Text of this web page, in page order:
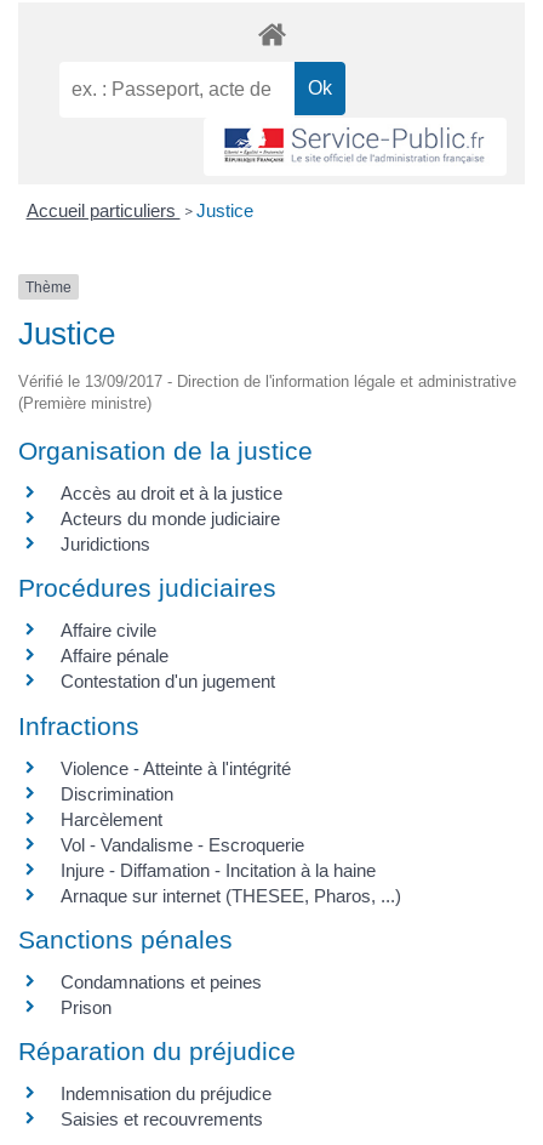
Accueil particuliers > Justice
Thème
Justice
Vérifié le 13/09/2017 - Direction de l'information légale et administrative
(Première ministre)
Organisation de la justice
Accès au droit et à la justice
Acteurs du monde judiciaire
Juridictions
Procédures judiciaires
Affaire civile
Affaire pénale
Contestation d'un jugement
Infractions
Violence - Atteinte à l'intégrité
Discrimination
Harcèlement
Vol - Vandalisme - Escroquerie
Injure - Diffamation - Incitation à la haine
Arnaque sur internet (THESEE, Pharos, ...)
Sanctions pénales
Condamnations et peines
Prison
Réparation du préjudice
Indemnisation du préjudice
Saisies et recouvrements